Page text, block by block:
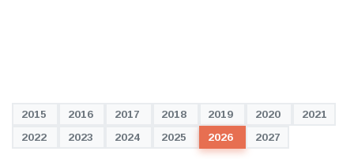
2015 2016 2017 2018 2019 2020
2021
2022
2023 2024 2025 2026 2027